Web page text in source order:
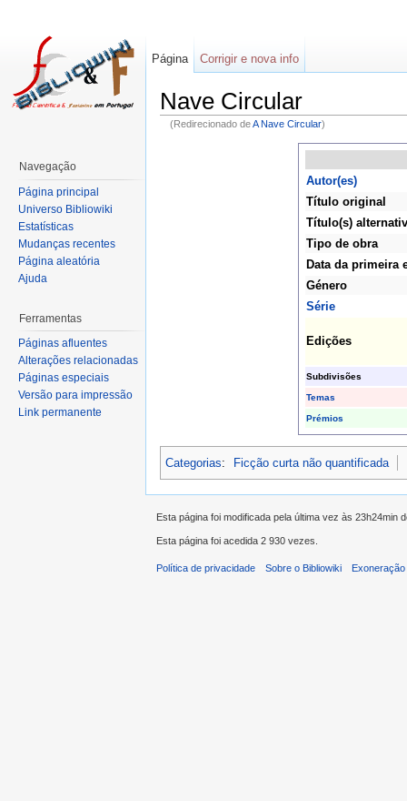
Nave Circular
(Redirecionado deA Nave Circular)
Autor(es)
Título original
Título(s)
Tipo de obra
Data da primeira
Género
Série
Edições
Subdivisões
Temas
Prémios
Categorias: Ficção curta não quantificada
Página Corrigir e nova info
Navegação
Página principal
Universo Bibliowiki
Estatísticas
Mudanças recentes
Página aleatória
Ajuda
Ferramentas
Páginas afluentes
Alterações relacionadas
Páginas especiais
Versão para impressão
Link permanente
Esta página foi modificada pela última vez às 23h24min
Esta página foi acedida 2 930 vezes.
Política de privacidade Sobre o Bibliowiki